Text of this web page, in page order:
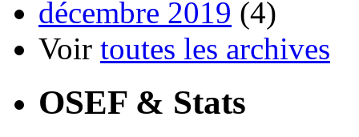
décembre 2019 (4)
Voir toutes les archives
OSEF & Stats